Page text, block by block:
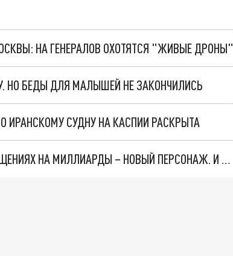
НА ГЕНЕРАЛОВ ОХОТЯТСЯ "ЖИВЫЕ ДРОНЫ"
НО БЕДЫ ДЛЯ МАЛЫШЕЙ НЕ ЗАКОНЧИЛИСЬ
ИРАНСКОМУ СУДНУ НА КАСПИИ РАСКРЫТА
СЛЕДЫ ВЕДУТ В ЦЕНТРОБАНК… В ДЕЛЕ О ХИЩЕНИЯХ НА МИЛЛИАРДЫ – НОВЫЙ ПЕРСОНАЖ. И ОН УЖЕ В БЕГАХ